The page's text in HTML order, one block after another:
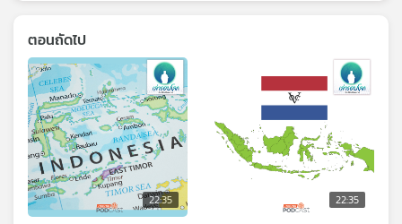
ตอนถัดไป
22:35 22:35